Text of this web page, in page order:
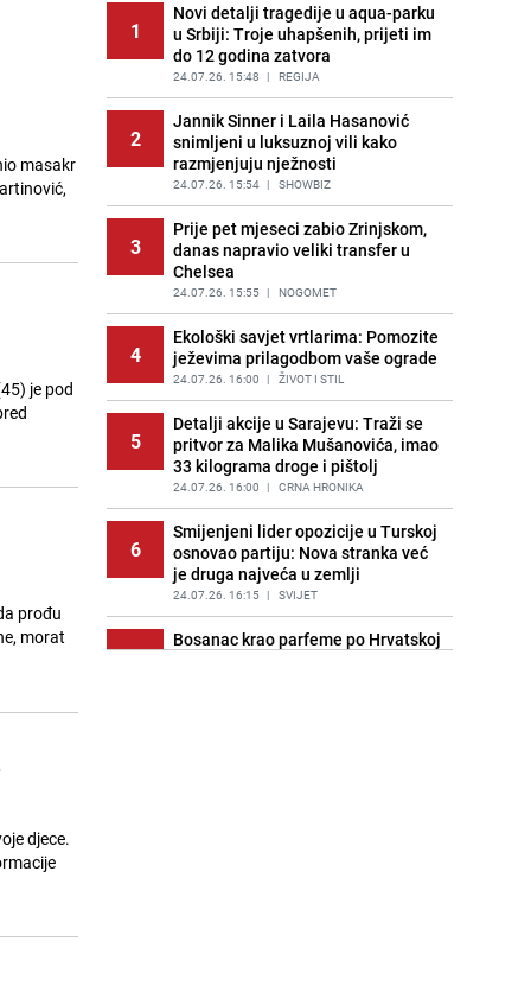
masakr
je pod
prođu
morat
djece.
12
Kao iz slastičarne: Rolada od
čokolade i kokosa bez pečenja,
jednostavan desert bez imalo muke
PRIJE 2 DANA | RECEPTI
13
Tajna savršenog makedonskog
ajvara: Stari recept za kremast i
bogat okus
PRIJE 2 DANA | RECEPTI
14
Tuga potresla grad na Uni:
Preminula Lejla Muhić (39),
sugrađani u nevjerici
PRIJE 2 DANA | BOSNA I HERCEGOVINA
15
Meteorolog FHMZ-a najavio kišu i
pad temperatura: "Jedno od
najsvježijih ljeta posljednjih
godina"
PRIJE OKO 4H | BOSNA I HERCEGOVINA
1
Novi detalji tragedije u aqua-parku
u Srbiji: Troje uhapšenih, prijeti im
do 12 godina zatvora
24.07.26. 15:48 | REGIJA
2
Jannik Sinner i Laila Hasanović
snimljeni u luksuznoj vili kako
razmjenjuju nježnosti
24.07.26. 15:54 | SHOWBIZ
3
Prije pet mjeseci zabio Zrinjskom,
danas napravio veliki transfer u
Chelsea
24.07.26. 15:55 | NOGOMET
4
Ekološki savjet vrtlarima: Pomozite
ježevima prilagodbom vaše ograde
24.07.26. 16:00 | ŽIVOT I STIL
5
Detalji akcije u Sarajevu: Traži se
pritvor za Malika Mušanovića, imao
33 kilograma droge i pištolj
24.07.26. 16:00 | CRNA HRONIKA
6
Smijenjeni lider opozicije u Turskoj
osnovao partiju: Nova stranka već
je druga najveća u zemlji
24.07.26. 16:15 | SVIJET
7
Bosanac krao parfeme po Hrvatskoj